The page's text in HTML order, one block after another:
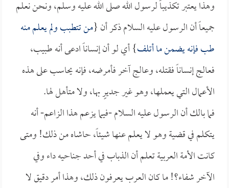
وهذا يعتبر تكذيباً لرسول الله صلى الله عليه وسلم، ونحن نعلم
جميعاً أن الرسول عليه السلام ذكر أن {من تتطبب ولم يعلم منه
طب فإنه يضمن ما أتلف} أي لو أن إنساناً ادعى أنه طبيب،
فعالج إنساناً فقتله، وعالج آخر فأمرضه، فإنه يحاسب على هذه
الأعمال التي يعملها، وهو غير جديرٍ بها، ولا متأهل لها.
فما بالك أن الرسول عليه السلام -فيما يزعم هذا الزاعم- أنه
يتكلم في قضية وهو لا يعلم عنها شيئاً، حاشاه من ذلك! ومتى
كانت الأمة العربية تعلم أن الذباب في أحد جناحيه داء وفي
الآخر شفاء؟! ما كان العرب يعرفون ذلك، وهذا أمر دقيق لا